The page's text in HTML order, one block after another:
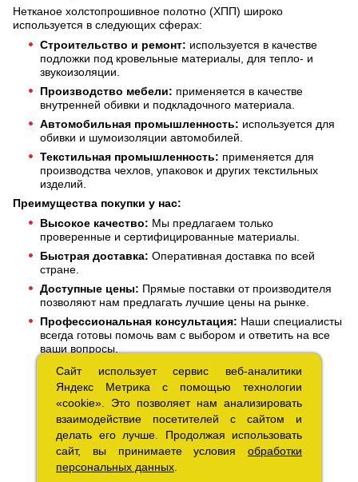
Нетканое холстопрошивное полотно (ХПП) широко
используется в следующих сферах:
Строительство и ремонт: используется в качестве
подложки под кровельные материалы, для тепло- и
звукоизоляции.
Производство мебели: применяется в качестве
внутренней обивки и подкладочного материала.
Автомобильная промышленность: используется для
обивки и шумоизоляции автомобилей.
Текстильная промышленность: применяется для
производства чехлов, упаковок и других текстильных
изделий.
Преимущества покупки у нас:
Высокое качество: Мы предлагаем только
проверенные и сертифицированные материалы.
Быстрая доставка: Оперативная доставка по всей
стране.
Доступные цены: Прямые поставки от производителя
позволяют нам предлагать лучшие цены на рынке.
Профессиональная консультация: Наши специалисты
всегда готовы помочь вам с выбором и ответить на все
ваши вопросы.
Сайт использует сервис веб-аналитики
Яндекс Метрика с помощью технологии
«cookie». Это позволяет нам анализировать
взаимодействие посетителей с сайтом и
делать его лучше. Продолжая использовать
сайт, вы принимаете условия обработки
персональных данных
Сайт использует сервис веб-аналитики
Яндекс Метрика с помощью технологии
«cookie». Это позволяет нам анализировать
взаимодействие посетителей с сайтом и
делать его лучше. Продолжая использовать
сайт, вы принимаете условия обработки
персональных данных